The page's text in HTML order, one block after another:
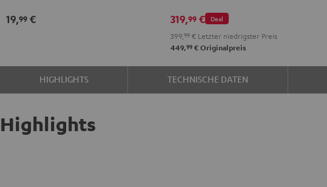
19,99 €
"2.1-
Set"
Schwarz
"2.1-
Set"
Weiß
Deal
319,99€
399, 99€Letzter niedrigster Preis
449,99€Originalpreis
HIGHLIGHTS TECHNISCHE DATEN
Highlights